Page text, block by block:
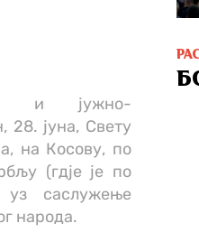
и јужно-
28. јуна, Свету
на Косову, по
(гдје је по
саслужење
народа.